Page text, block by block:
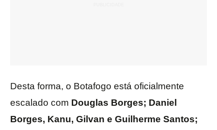
Desta forma, o Botafogo está oficialmente
escalado com Douglas Borges; Daniel
Borges, Kanu, Gilvan e Guilherme Santos;